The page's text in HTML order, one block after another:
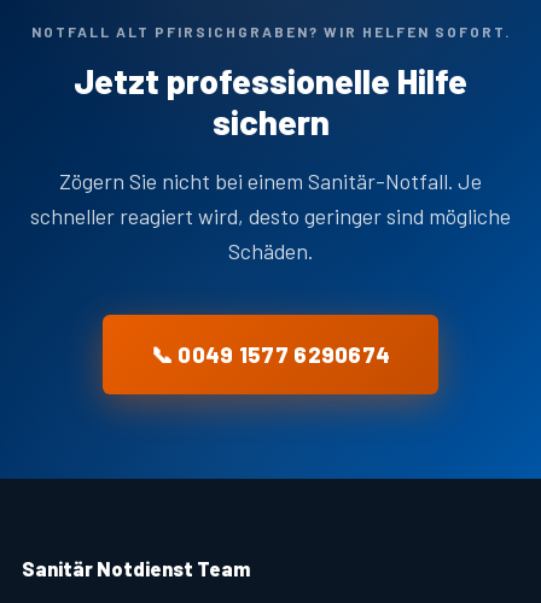
NOTFALL ALT PFIRSICHGRABEN? WIR HELFEN SOFORT.
Jetzt professionelle Hilfe
sichern
Zögern Sie nicht bei einem Sanitär-Notfall. Je
schneller reagiert wird, desto geringer sind mögliche
Schäden.
📞 0049 1577 6290674
Sanitär Notdienst Team